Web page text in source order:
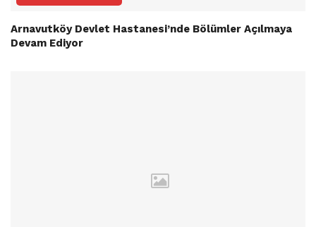
Arnavutköy Devlet Hastanesi’nde Bölümler Açılmaya
Devam Ediyor